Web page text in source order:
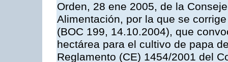
Orden, 28 ene 2005, de la
Alimentación, por la que se
(BOC 199, 14.10.2004), que
hectárea para el cultivo de papa
Reglamento (CE) 1454/2001 del